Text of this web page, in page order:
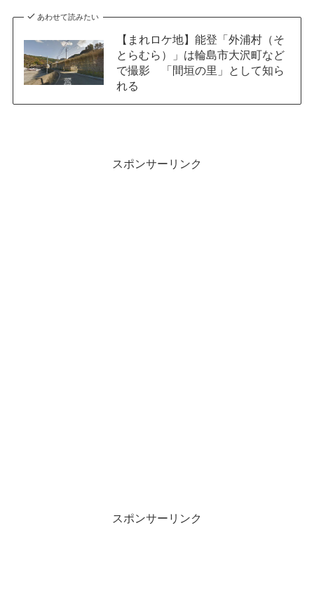
あわせて読みたい
【まれロケ地】能登「外浦村（そ
とらむら）」は輪島市大沢町など
で撮影 「間垣の里」として知ら
れる
スポンサーリンク
スポンサーリンク